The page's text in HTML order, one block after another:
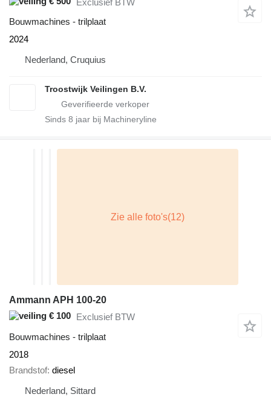
Exclusief BTW
Bouwmachines - trilplaat
2024
Nederland, Cruquius
Troostwijk Veilingen B.V.
Sinds 8 jaar bij Machineryline
Ammann APH 100-20
€ 100 Exclusief BTW
Bouwmachines - trilplaat
2018
Brandstof diesel
Nederland, Sittard